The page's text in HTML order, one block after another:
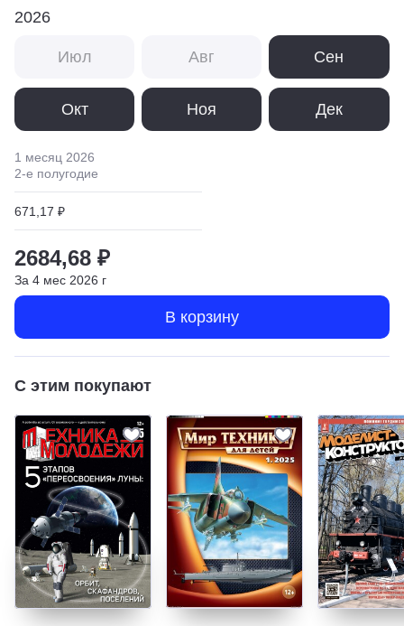
2026
Июл Авг Сен
Окт Ноя Дек
1 месяц 2026
2-е полугодие
671,17 ₽
2684,68 ₽
За 4 мес 2026 г
В корзину
С этим покупают